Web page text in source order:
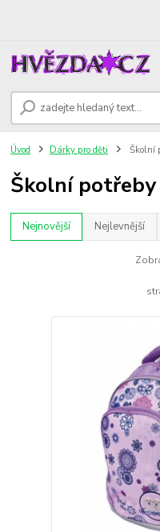
Úvod Dárky pro děti Školní
Školní potřeby
Nejnovější Nejlevnější